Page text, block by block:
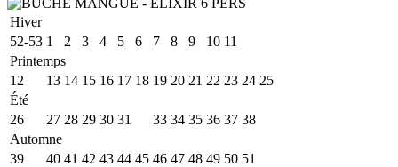
Hiver
52-53 1 2 3 4 5 6 7 8 9 10 11
Printemps
12
13 14 15 16 17 18 19 20 21 22 23 24 25
Été
26
27 28 29 30 31 33 34 35 36 37 38
Automne
39
40 41 42 43 44 45 46 47 48 49 50 51